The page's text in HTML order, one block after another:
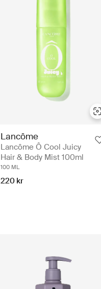
Lancôme
Lancôme Ô Cool Juicy
Hair & Body Mist 100ml
100 ML
220 kr